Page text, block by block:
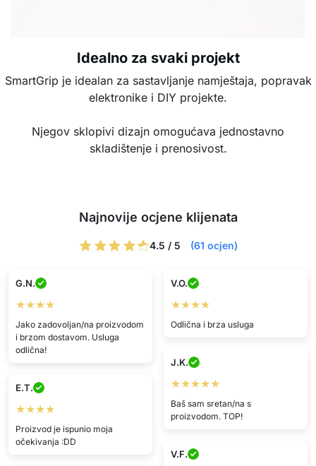
Idealno za svaki projekt
SmartGrip je idealan za sastavljanje namještaja, popravak
elektronike i DIY projekte.
Njegov sklopivi dizajn omogućava jednostavno
skladištenje i prenosivost.
Najnovije ocjene klijenata
4.5 / 5 (61 ocjen)
G.N.
★★★★
Jako zadovoljan/na proizvodom
i brzom dostavom. Usluga
odlična!
V.O.
★★★★
Odlična i brza usluga
J.K.
★★★★★
Baš sam sretan/na s
proizvodom. TOP!
E.T.
★★★★
Proizvod je ispunio moja
očekivanja :DD
V.F.